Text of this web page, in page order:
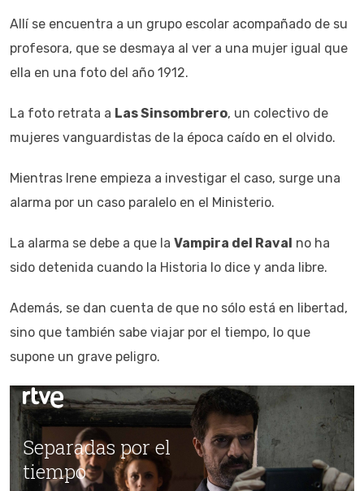
Allí se encuentra a un grupo escolar acompañado de su
profesora, que se desmaya al ver a una mujer igual que
ella en una foto del año 1912.
La foto retrata a Las Sinsombrero, un colectivo de
mujeres vanguardistas de la época caído en el olvido.
Mientras Irene empieza a investigar el caso, surge una
alarma por un caso paralelo en el Ministerio.
La alarma se debe a que la Vampira del Raval no ha
sido detenida cuando la Historia lo dice y anda libre.
Además, se dan cuenta de que no sólo está en libertad,
sino que también sabe viajar por el tiempo, lo que
supone un grave peligro.